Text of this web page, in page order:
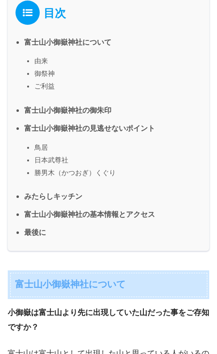
目次
富士山小御嶽神社について
由来
御祭神
ご利益
富士山小御嶽神社の御朱印
富士山小御嶽神社の見逃せないポイント
鳥居
日本武尊社
勝男木（かつおぎ）くぐり
みたらしキッチン
富士山小御嶽神社の基本情報とアクセス
最後に
富士山小御嶽神社について
小御嶽は富士山より先に出現していた山だった事をご存知
ですか？